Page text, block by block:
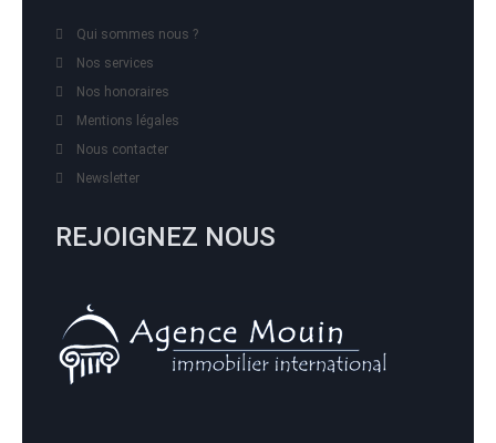
Qui sommes nous ?
Nos services
Nos honoraires
Mentions légales
Nous contacter
Newsletter
REJOIGNEZ NOUS